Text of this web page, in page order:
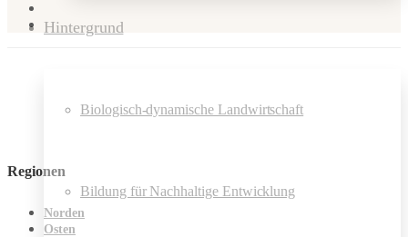
Hintergrund
Biologisch-dynamische Landwirtschaft
Bildung für Nachhaltige Entwicklung
Regionen
Norden
Osten